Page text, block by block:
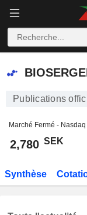
BIOSERGEN AB
Publications
Marché Fermé -
2,780 SEK
Synthèse